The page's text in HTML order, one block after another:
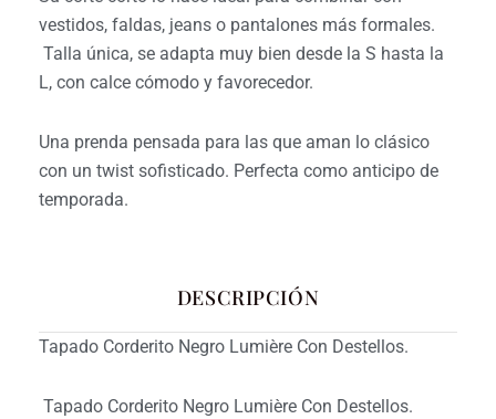
vestidos, faldas, jeans o pantalones más formales.
Talla única, se adapta muy bien desde la S hasta la
L, con calce cómodo y favorecedor.
Una prenda pensada para las que aman lo clásico
con un twist sofisticado. Perfecta como anticipo de
temporada.
DESCRIPCIÓN
Tapado Corderito Negro Lumière Con Destellos.
Tapado Corderito Negro Lumière Con Destellos.